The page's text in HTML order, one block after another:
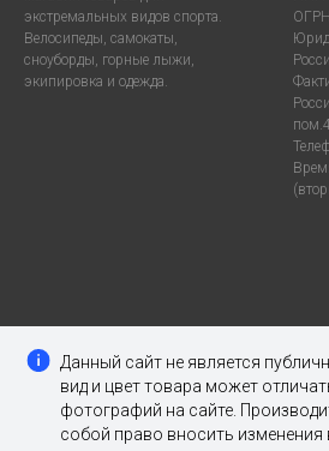
экстремальных видов спорта.
Велосипеды, самокаты,
сноуборды, горные лыжи,
экипировка и одежда.
Данный сайт не является
вид и цвет товара может
фотографий на сайте.
собой право вносить изменения